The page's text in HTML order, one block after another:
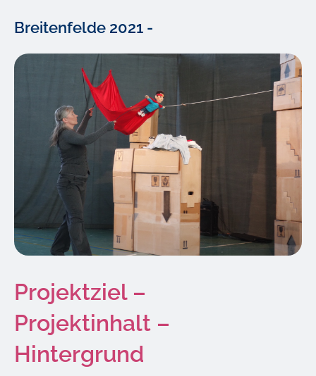
Breitenfelde 2021 -
Projektziel –
Projektinhalt –
Hintergrund